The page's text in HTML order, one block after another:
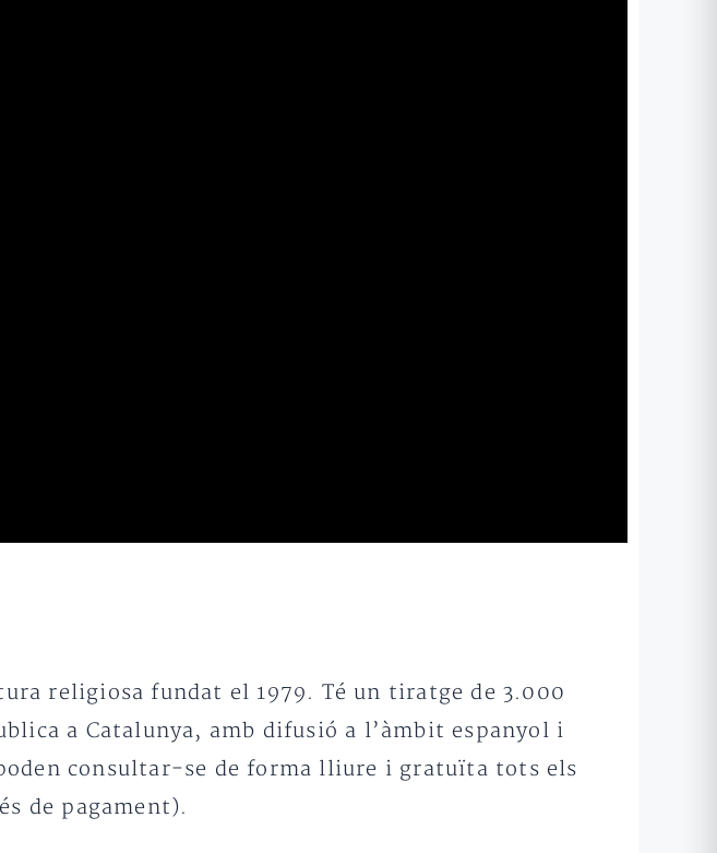
religiosa fundat el 1979. Té un tiratge de 3.000
a Catalunya, amb difusió a l’àmbit espanyol i
consultar-se de forma lliure i gratuïta tots els
de pagament).